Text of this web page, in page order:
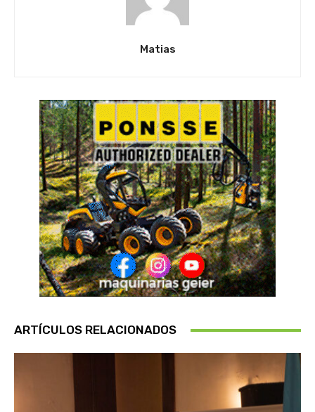
Matias
ARTÍCULOS RELACIONADOS